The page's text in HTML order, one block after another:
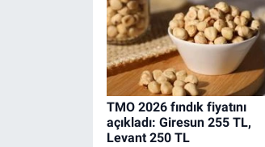
TMO 2026 fındık fiyatını
açıkladı: Giresun 255 TL,
Levant 250 TL